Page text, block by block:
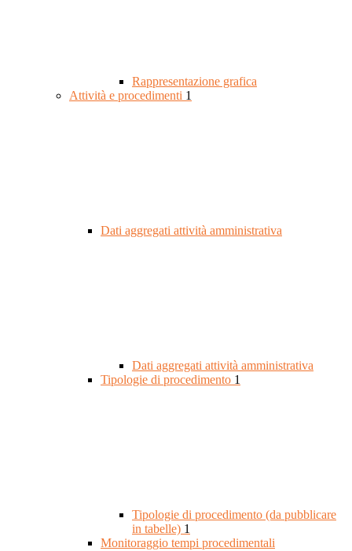
Rappresentazione grafica
Attività e procedimenti 1
Dati aggregati attività amministrativa
Dati aggregati attività amministrativa
Tipologie di procedimento 1
Tipologie di procedimento (da pubblicare
in tabelle) 1
Monitoraggio tempi procedimentali